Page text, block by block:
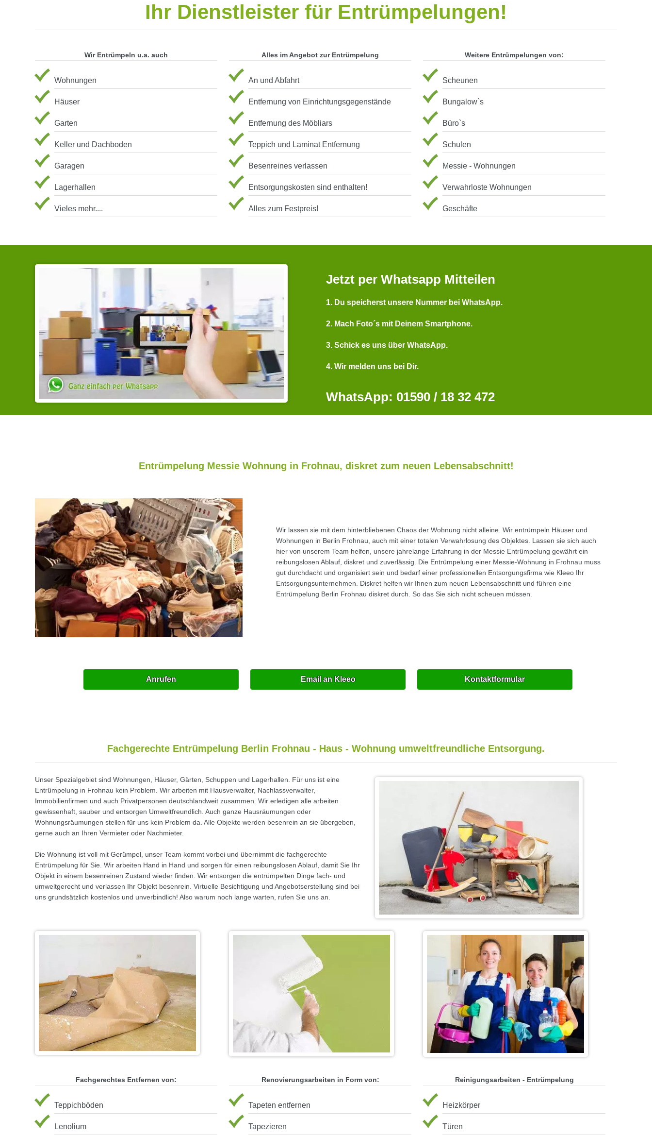
Ihr Dienstleister für Entrümpelungen!
Wir Entrümpeln u.a. auch
Wohnungen
Häuser
Garten
Keller und Dachboden
Garagen
Lagerhallen
Vieles mehr....
Alles im Angebot zur Entrümpelung
An und Abfahrt
Entfernung von Einrichtungsgegenstände
Entfernung des Möbliars
Teppich und Laminat Entfernung
Besenreines verlassen
Entsorgungskosten sind enthalten!
Alles zum Festpreis!
Weitere Entrümpelungen von:
Scheunen
Bungalow`s
Büro`s
Schulen
Messie - Wohnungen
Verwahrloste Wohnungen
Geschäfte
Jetzt per Whatsapp Mitteilen
1. Du speicherst unsere Nummer bei WhatsApp.
2. Mach Foto´s mit Deinem Smartphone.
3. Schick es uns über WhatsApp.
4. Wir melden uns bei Dir.
WhatsApp: 01590 / 18 32 472
Entrümpelung Messie Wohnung in Frohnau, diskret zum neuen Lebensabschnitt!
Wir lassen sie mit dem hinterbliebenen Chaos der Wohnung nicht alleine. Wir entrümpeln Häuser und
Wohnungen in Berlin Frohnau, auch mit einer totalen Verwahrlosung des Objektes. Lassen sie sich auch
hier von unserem Team helfen, unsere jahrelange Erfahrung in der Messie Entrümpelung gewährt ein
reibungslosen Ablauf, diskret und zuverlässig. Die Entrümpelung einer Messie-Wohnung in Frohnau muss
gut durchdacht und organisiert sein und bedarf einer professionellen Entsorgungsfirma wie Kleeo Ihr
Entsorgungsunternehmen. Diskret helfen wir Ihnen zum neuen Lebensabschnitt und führen eine
Entrümpelung Berlin Frohnau diskret durch. So das Sie sich nicht scheuen müssen.
Anrufen Email an Kleeo Kontaktformular
Fachgerechte Entrümpelung Berlin Frohnau - Haus - Wohnung umweltfreundliche Entsorgung.
Unser Spezialgebiet sind Wohnungen, Häuser, Gärten, Schuppen und Lagerhallen. Für uns ist eine
Entrümpelung in Frohnau kein Problem. Wir arbeiten mit Hausverwalter, Nachlassverwalter,
Immobilienfirmen und auch Privatpersonen deutschlandweit zusammen. Wir erledigen alle arbeiten
gewissenhaft, sauber und entsorgen Umweltfreundlich. Auch ganze Hausräumungen oder
Wohnungsräumungen stellen für uns kein Problem da. Alle Objekte werden besenrein an sie übergeben,
gerne auch an Ihren Vermieter oder Nachmieter.
Die Wohnung ist voll mit Gerümpel, unser Team kommt vorbei und übernimmt die fachgerechte
Entrümpelung für Sie. Wir arbeiten Hand in Hand und sorgen für einen reibungslosen Ablauf, damit Sie Ihr
Objekt in einem besenreinen Zustand wieder finden. Wir entsorgen die entrümpelten Dinge fach- und
umweltgerecht und verlassen Ihr Objekt besenrein. Virtuelle Besichtigung und Angebotserstellung sind bei
uns grundsätzlich kostenlos und unverbindlich! Also warum noch lange warten, rufen Sie uns an.
Fachgerechtes Entfernen von:
Teppichböden
Lenolium
Renovierungsarbeiten in Form von:
Tapeten entfernen
Tapezieren
Reinigungsarbeiten - Entrümpelung
Heizkörper
Türen